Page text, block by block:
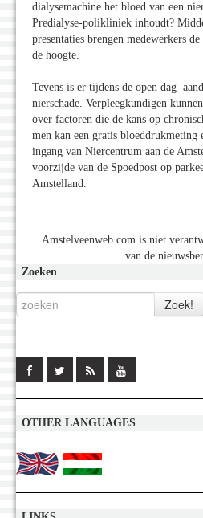
dialysemachine het bloed van een
Predialyse-polikliniek inhoudt?
presentaties brengen medewerkers
de hoogte.
Tevens is er tijdens de open dag
nierschade. Verpleegkundigen
over factoren die de kans op
men kan een gratis bloeddrukmeting
ingang van Niercentrum aan de
voorzijde van de Spoedpost op
Amstelland.
Amstelveenweb.com is niet
van de
Zoeken
OTHER LANGUAGES